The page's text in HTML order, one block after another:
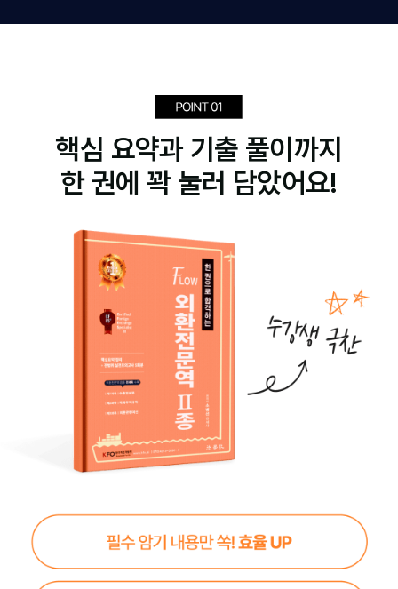
핵심 요약과 기출 풀이까지
한 권에 꽉 눌러 담았어요!